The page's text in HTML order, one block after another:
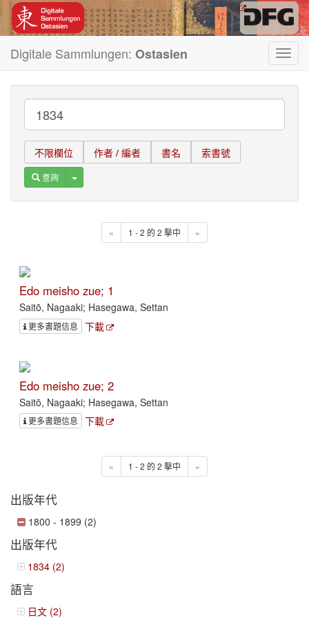
Digitale Sammlungen: Ostasien
不限欄位 作者 / 編者 書名 索書號
查詢 Toggle Dropdown
« 1 - 2 的 2 擊中 »
Edo meisho zue; 1
Saitō, Nagaaki; Hasegawa, Settan
更多書題信息 下載
Edo meisho zue; 2
Saitō, Nagaaki; Hasegawa, Settan
更多書題信息 下載
« 1 - 2 的 2 擊中 »
出版年代
1800 - 1899 (2)
出版年代
1834 (2)
語言
日文 (2)